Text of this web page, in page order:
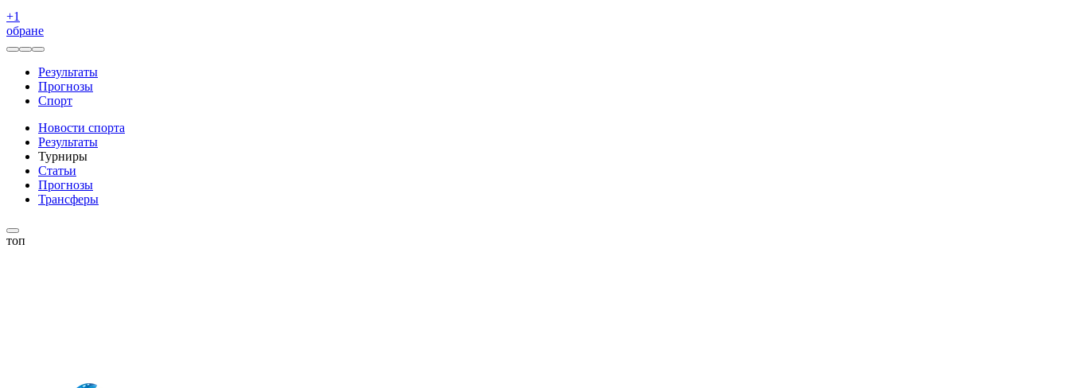
+1
обране
Результаты
Прогнозы
Спорт
Новости спорта
Результаты
Турниры
Статьи
Прогнозы
Трансферы
топ